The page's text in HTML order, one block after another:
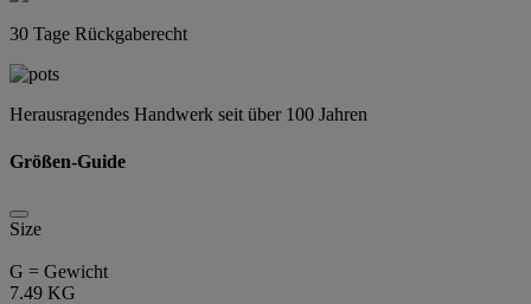
30 Tage Rückgaberecht
Herausragendes Handwerk seit über 100 Jahren
Größen-Guide
Size
G = Gewicht
7.49 KG